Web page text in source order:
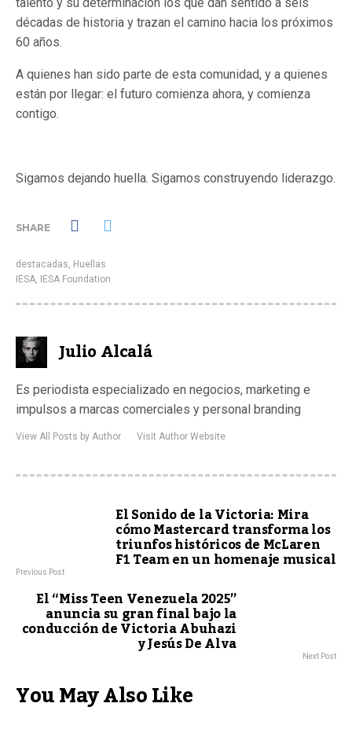
décadas de historia y trazan el camino hacia los próximos
60 años.
A quienes han sido parte de esta comunidad, y a quienes
están por llegar: el futuro comienza ahora, y comienza
contigo.
Sigamos dejando huella. Sigamos construyendo liderazgo.
SHARE
destacadas, Huellas
IESA, IESA Foundation
Julio Alcalá
Es periodista especializado en negocios, marketing e
impulsos a marcas comerciales y personal branding
View All Posts by Author Visit Author Website
El Sonido de la Victoria: Mira
cómo Mastercard transforma los
triunfos históricos de McLaren
F1 Team en un homenaje musical
Previous Post
El “Miss Teen Venezuela 2025”
anuncia su gran final bajo la
conducción de Victoria Abuhazi
y Jesús De Alva Next Post
You May Also Like